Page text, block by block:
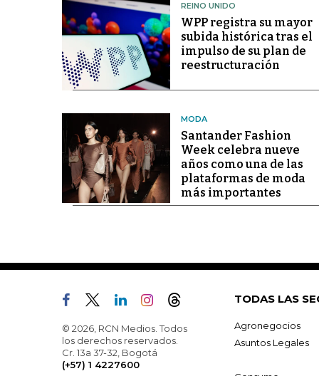
REINO UNIDO
WPP registra su mayor
subida histórica tras el
impulso de su plan de
reestructuración
MODA
Santander Fashion
Week celebra nueve
años como una de las
plataformas de moda
más importantes
© 2026, RCN Medios. Todos
los derechos reservados.
Cr. 13a 37-32, Bogotá
(+57) 1 4227600
TODAS LAS
Agronegocios
Asuntos Legales